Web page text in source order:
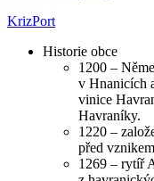
KrizPort
Historie obce
1200 –
v Hnanicích
vinice
Havraníky.
1220 –
před
1269 – rytíř